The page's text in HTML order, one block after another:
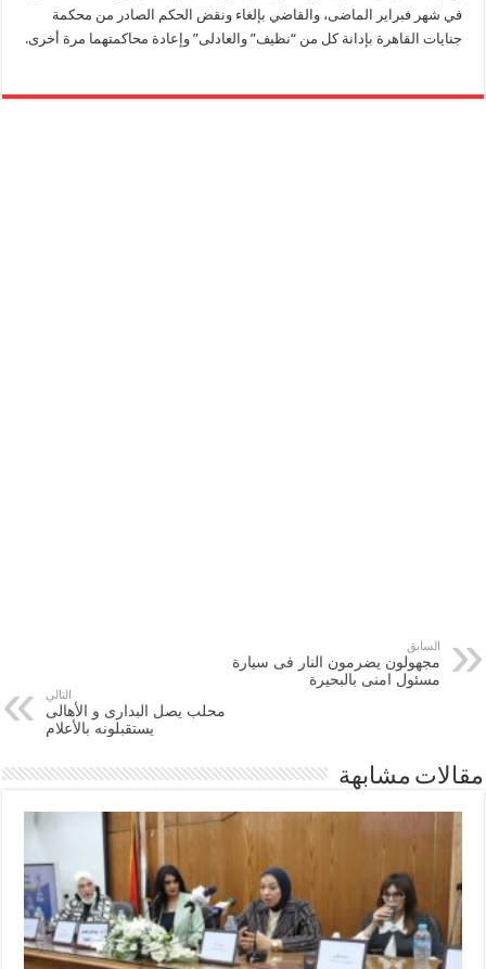
في شهر فبراير الماضى، والقاضي بإلغاء ونقض الحكم الصادر من محكمة
جنايات القاهرة بإدانة كل من “نظيف” والعادلى” وإعادة محاكمتهما مرة أخرى.
السابق
مجهولون يضرمون النار فى سيارة
مسئول امنى بالبحيرة
التالي
محلب يصل البدارى و الأهالى
يستقبلونه بالأعلام
مقالات مشابهة